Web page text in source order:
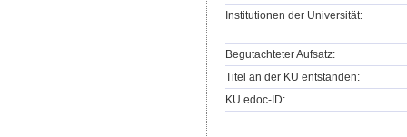
Institutionen der Universität:
Begutachteter Aufsatz:
Titel an der KU entstanden:
KU.edoc-ID: